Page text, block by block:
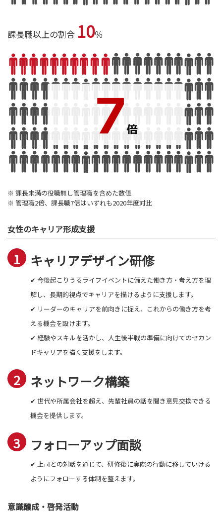
課長職以上の割合 10％
※ 課長未満の役職無し管理職を含めた数値
※ 管理職2倍、課長職7倍はいずれも2020年度対比
女性のキャリア形成支援
キャリアデザイン研修
✔ 今後起こりうるライフイベントに備えた働き方・考え方を理
解し、長期的視点でキャリアを描けるように支援します。
✔ リーダーのキャリアを前向きに捉え、これからの働き方を考
える機会を設けます。
✔ 経験やスキルを活かし、人生後半戦の準備に向けてのセカン
ドキャリアを描く支援をします。
ネットワーク構築
✔ 世代や所属会社を超え、先輩社員の話を聞き意見交換できる
機会を提供します。
フォローアップ面談
✔ 上司との対話を通じて、研修後に実際の行動に移していける
ようにフォローする体制を整えます。
意識醸成・啓発活動